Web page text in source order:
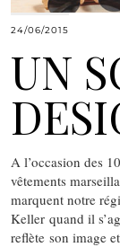
24/06/2015
UN
A l’occasion des
vêtements
marquent notre
Keller quand il
reflète son image